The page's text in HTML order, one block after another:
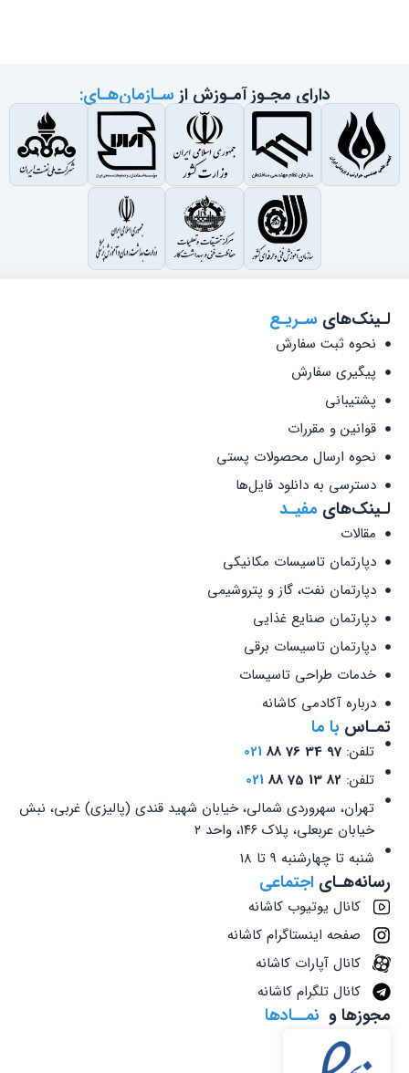
دارای مجـوز آمـوزش از سـازمان‌هـای:
لـینک‌های سـریـع
نحوه ثبت سفارش
پیگیری سفارش
پشتیبانی
قوانین و مقررات
نحوه ارسال محصولات پستی
دسترسی به دانلود فایل‌ها
لـینک‌های مفیـد
مقالات
دپارتمان تاسیسات مکانیکی
دپارتمان نفت، گاز و پتروشیمی
دپارتمان صنایع غذایی
دپارتمان تاسیسات برقی
خدمات طراحی تاسیسات
درباره آکادمی کاشانه
تمـاس با ما
تلفن:97 34 76 88
021
تلفن: 82 13 75 88
021
تهران، سهروردی شمالی، خیابان شهید قندی (پالیزی) غربی، نبش
خیابان عربعلی، پلاک ۱۴۶، واحد ۲
شنبه تا چهارشنبه 9 تا 18
رسانه‌هـای اجتماعی
کانال یوتیوب کاشانه
صفحه اینستاگرام کاشانه
کانال آپارات کاشانه
کانال تلگرام کاشانه
مجوزها و نمــادها